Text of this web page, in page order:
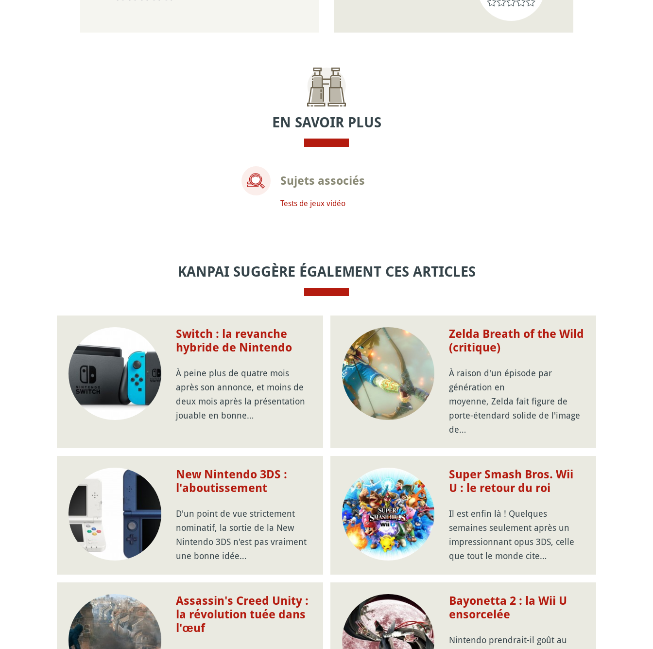
EN SAVOIR PLUS
Sujets associés
Tests de jeux vidéo
KANPAI SUGGÈRE ÉGALEMENT CES ARTICLES
Switch : la revanche
hybride de Nintendo
À peine plus de quatre mois
après son annonce, et moins de
deux mois après la présentation
jouable en bonne…
Zelda Breath of the Wild
(critique)
À raison d'un épisode par
génération en
moyenne, Zelda fait figure de
porte-étendard solide de l'image
de…
New Nintendo 3DS :
l'aboutissement
D'un point de vue strictement
nominatif, la sortie de la New
Nintendo 3DS n'est pas vraiment
une bonne idée…
Super Smash Bros. Wii
U : le retour du roi
Il est enfin là ! Quelques
semaines seulement après un
impressionnant opus 3DS, celle
que tout le monde cite…
Assassin's Creed Unity :
la révolution tuée dans
l'œuf
Bayonetta 2 : la Wii U
ensorcelée
Nintendo prendrait-il goût au